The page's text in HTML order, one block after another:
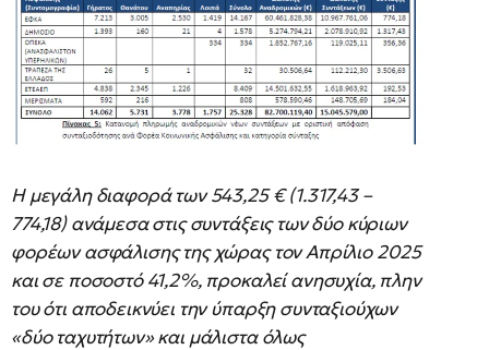
Η μεγάλη διαφορά των 543,25 € (1.317,43 –
774,18) ανάμεσα στις συντάξεις των δύο κύριων
φορέων ασφάλισης της χώρας τον Απρίλιο 2025
και σε ποσοστό 41,2%, προκαλεί ανησυχία, πλην
του ότι αποδεικνύει την ύπαρξη συνταξιούχων
«δύο ταχυτήτων» και μάλιστα όλως